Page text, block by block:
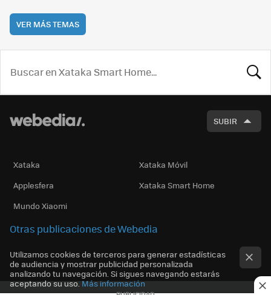
VER MÁS TEMAS
SUBIR
Xataka
Xataka Móvil
Applesfera
Xataka Smart Home
Mundo Xiaomi
Otras publicaciones de Webedia
Utilizamos cookies de terceros para generar estadísticas
de audiencia y mostrar publicidad personalizada
analizando tu navegación. Si sigues navegando estarás
aceptando su uso. Más información